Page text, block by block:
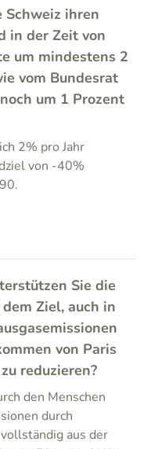
ihren
in der Zeit von
um mindestens 2
vom Bundesrat
um 1 Prozent
2% pro Jahr
von -40%
Sie die
Ziel, auch in
von Paris
reduzieren?
den Menschen
durch
aus der